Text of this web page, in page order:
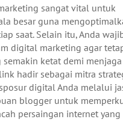
sangat vital untuk
besar guna
saat. Selain itu, Anda
digital marketing agar
ketat demi menjaga
hadir sebagai mitra
digital Anda melalui
blogger untuk
persaingan internet yang